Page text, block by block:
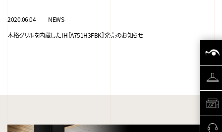
2020.06.04
NEWS
本格グリルを内蔵した IH［A751H3FBK］発売のお知らせ